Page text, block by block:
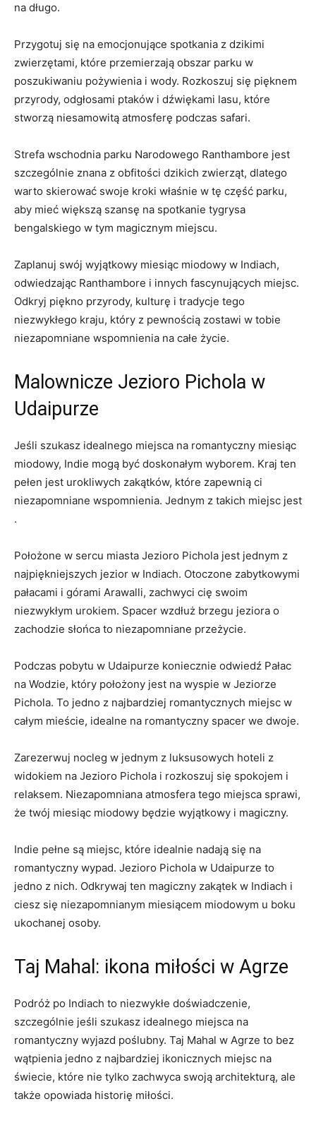
na długo.
Przygotuj się na emocjonujące spotkania z dzikimi
zwierzętami, które przemierzają obszar parku w
poszukiwaniu pożywienia i wody. ‍Rozkoszuj się pięknem
przyrody, odgłosami ‍ptaków i dźwiękami lasu, które
stworzą niesamowitą atmosferę ‌podczas safari.
Strefa wschodnia parku Narodowego Ranthambore jest‌
szczególnie znana z obfitości dzikich zwierząt, dlatego
warto skierować swoje kroki właśnie w⁢ tę część parku,
aby mieć większą szansę ⁢na spotkanie tygrysa
bengalskiego w tym magicznym miejscu.
Zaplanuj swój wyjątkowy miesiąc miodowy w Indiach,
odwiedzając Ranthambore i innych fascynujących miejsc.
Odkryj ‍piękno⁤ przyrody, kulturę i tradycje​ tego
‌niezwykłego kraju, który z pewnością zostawi w tobie
niezapomniane wspomnienia na ⁢całe życie.
Malownicze ⁣Jezioro Pichola w
Udaipurze
Jeśli szukasz idealnego miejsca‍ na romantyczny miesiąc
miodowy, Indie ‍mogą być doskonałym wyborem. Kraj ten
pełen jest‌ urokliwych zakątków, które zapewnią ci
niezapomniane wspomnienia. Jednym z‌ takich miejsc jest
.
Położone w sercu miasta ‍Jezioro Pichola jest ⁣jednym z
najpiękniejszych jezior ⁤w Indiach. Otoczone zabytkowymi
pałacami i górami Arawalli, zachwyci cię swoim
niezwykłym urokiem. Spacer wzdłuż brzegu jeziora o
zachodzie słońca to niezapomniane przeżycie.
Podczas pobytu w Udaipurze koniecznie odwiedź Pałac
na Wodzie, który położony jest na wyspie w Jeziorze
Pichola. To jedno z najbardziej ⁢romantycznych miejsc w
całym‌ mieście, idealne na ⁢romantyczny spacer‍ we dwoje.
Zarezerwuj nocleg w jednym z luksusowych ⁣hoteli z
widokiem⁢ na Jezioro Pichola i rozkoszuj się spokojem i
relaksem.⁣ Niezapomniana atmosfera tego miejsca‌ sprawi,
że twój miesiąc miodowy będzie ⁣wyjątkowy i magiczny.
Indie pełne są miejsc, które idealnie nadają się na
romantyczny wypad. Jezioro Pichola w Udaipurze to
jedno z nich. Odkrywaj ten magiczny zakątek w Indiach i
ciesz​ się ⁢niezapomnianym miesiącem miodowym u boku
ukochanej osoby.
Taj Mahal: ikona miłości w Agrze
Podróż ‌po Indiach to niezwykłe‍ doświadczenie,
szczególnie jeśli szukasz idealnego miejsca na
romantyczny wyjazd poślubny. Taj Mahal w Agrze⁣ to bez
wątpienia jedno z najbardziej ikonicznych miejsc na
świecie, które nie tylko zachwyca swoją architekturą, ale
także opowiada historię miłości.